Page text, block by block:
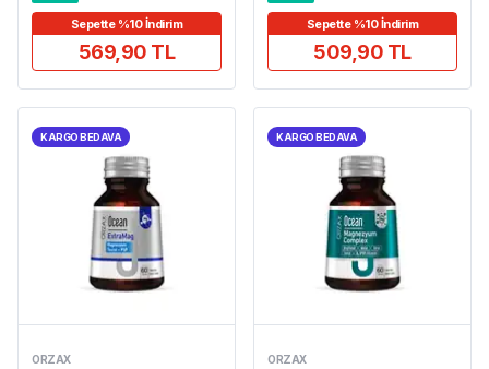
Sepette %10 İndirim
569,90 TL
Sepette %10 İndirim
509,90 TL
KARGO BEDAVA
ORZAX
KARGO BEDAVA
ORZAX